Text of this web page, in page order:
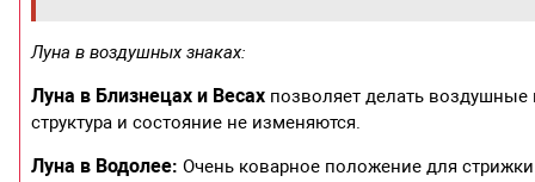
Луна в воздушных знаках:
Луна в Близнецах и Весах позволяет делать воздушные
структура и состояние не изменяются.
Луна в Водолее: Очень коварное положение для